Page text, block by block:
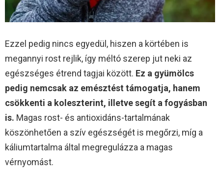
Ezzel pedig nincs egyedül, hiszen a körtében is
megannyi rost rejlik, így méltó szerep jut neki az
egészséges étrend tagjai között. Ez a gyümölcs
pedig nemcsak az emésztést támogatja, hanem
csökkenti a koleszterint, illetve segít a fogyásban
is. Magas rost- és antioxidáns-tartalmának
köszönhetően a szív egészségét is megőrzi, míg a
káliumtartalma által megregulázza a magas
vérnyomást.